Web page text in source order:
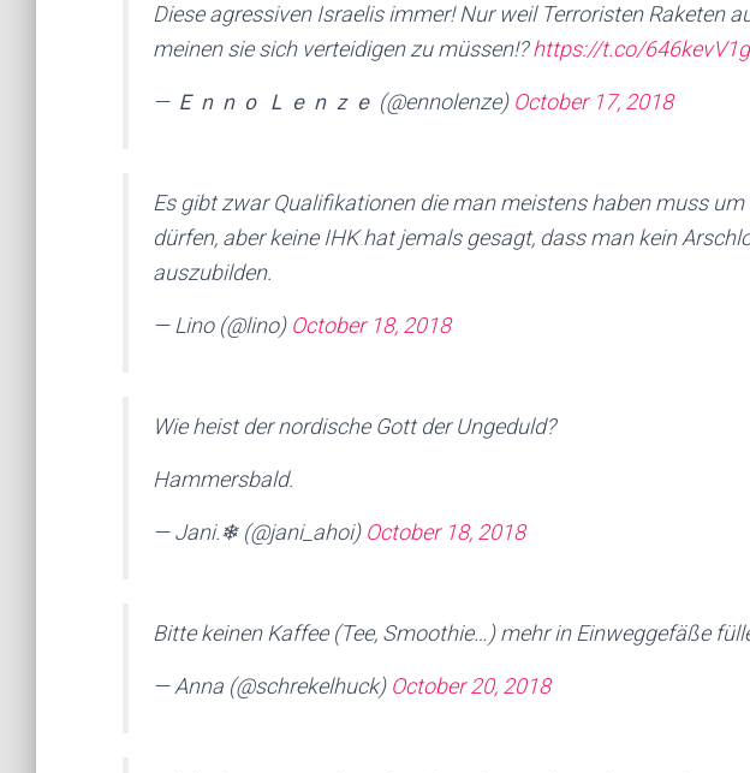
Diese agressiven Israelis immer! Nur weil Terroristen Raketen
meinen sie sich verteidigen zu müssen!?https://t.co/
— Ｅｎｎｏ Ｌｅｎｚｅ (@ennolenze) October 17, 2018
Es gibt zwar Qualifikationen die man meistens haben muss
dürfen, aber keine IHK hat jemals gesagt, dass man kein
auszubilden.
— Lino (@lino) October 18, 2018
Wie heist der nordische Gott der Ungeduld?
Hammersbald.
— Jani.❄ (@jani_ahoi) October 18, 2018
Bitte keinen Kaffee (Tee, Smoothie…) mehr in Einweggefäße
— Anna (@schrekelhuck) October 20, 2018